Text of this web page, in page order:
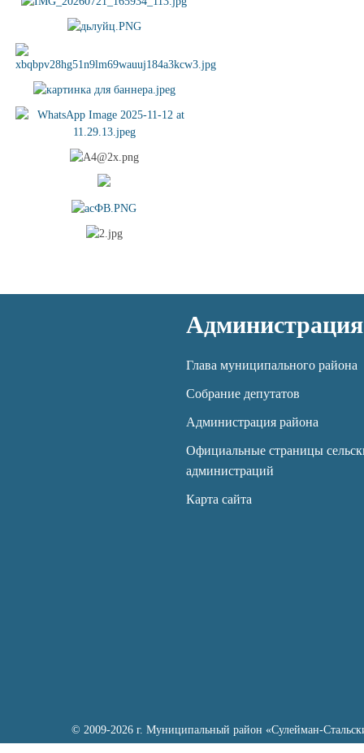
Администрация
Глава муниципального района
Собрание депутатов
Администрация района
Официальные страницы
администраций
Карта сайта
© 2009-2026 г. Муниципальный район «Сулейман-